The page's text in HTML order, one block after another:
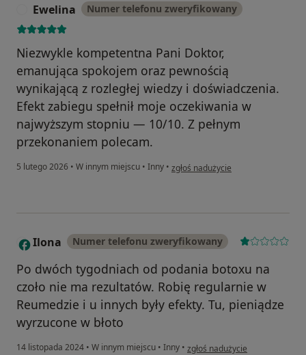
Ewelina Numer telefonu zweryfikowany
Niezwykle kompetentna Pani Doktor,
emanująca spokojem oraz pewnością
wynikającą z rozległej wiedzy i doświadczenia.
Efekt zabiegu spełnił moje oczekiwania w
najwyższym stopniu — 10/10. Z pełnym
przekonaniem polecam.
5 lutego 2026 • W innym miejscu • Inny • w opinii użytkownika Ewelina
zgłoś nadużycie
I Ilona Numer telefonu zweryfikowany
Po dwóch tygodniach od podania botoxu na
czoło nie ma rezultatów. Robię regularnie w
Reumedzie i u innych były efekty. Tu, pieniądze
wyrzucone w błoto
14 listopada 2024 • W innym miejscu • Inny • w opinii użytkownika Ilona
zgłoś nadużycie